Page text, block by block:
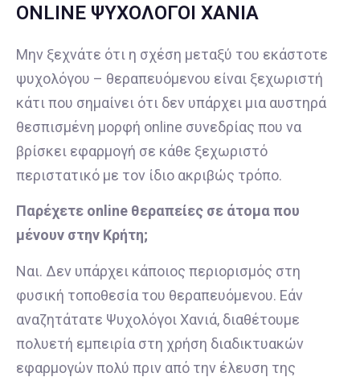
ONLINE ΨΥΧΟΛΟΓΟΙ ΧΑΝΙΑ
Μην ξεχνάτε ότι η σχέση μεταξύ του εκάστοτε
ψυχολόγου – θεραπευόμενου είναι ξεχωριστή
κάτι που σημαίνει ότι δεν υπάρχει μια αυστηρά
θεσπισμένη μορφή online συνεδρίας που να
βρίσκει εφαρμογή σε κάθε ξεχωριστό
περιστατικό με τον ίδιο ακριβώς τρόπο.
Παρέχετε οnline θεραπείες σε άτομα που
μένουν στην Κρήτη;
Ναι. Δεν υπάρχει κάποιος περιορισμός στη
φυσική τοποθεσία του θεραπευόμενου. Εάν
αναζητάτατε Ψυχολόγοι Χανιά, διαθέτουμε
πολυετή εμπειρία στη χρήση διαδικτυακών
εφαρμογών πολύ πριν από την έλευση της